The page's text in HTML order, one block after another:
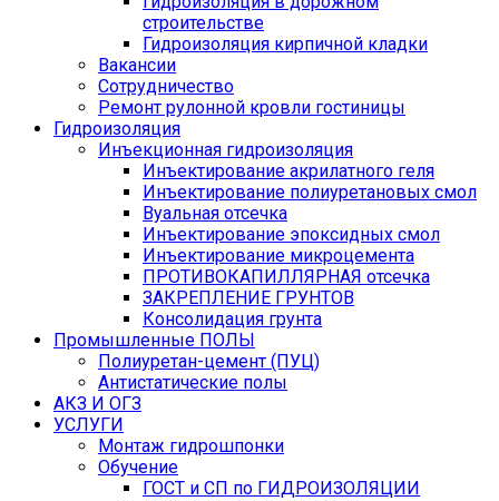
строительстве
Гидроизоляция кирпичной кладки
Вакансии
Сотрудничество
Ремонт рулонной кровли гостиницы
Гидроизоляция
Инъекционная гидроизоляция
Инъектирование акрилатного геля
Инъектирование полиуретановых смол
Вуальная отсечка
Инъектирование эпоксидных смол
Инъектирование микроцемента
ПРОТИВОКАПИЛЛЯРНАЯ отсечка
ЗАКРЕПЛЕНИЕ ГРУНТОВ
Консолидация грунта
Промышленные ПОЛЫ
Полиуретан-цемент (ПУЦ)
Антистатические полы
АКЗ И ОГЗ
УСЛУГИ
Монтаж гидрошпонки
Обучение
ГОСТ и СП по ГИДРОИЗОЛЯЦИИ